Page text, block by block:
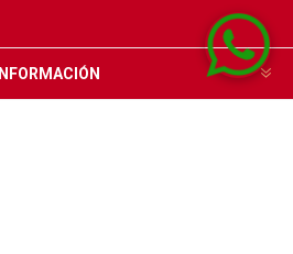
INFORMACIÓN